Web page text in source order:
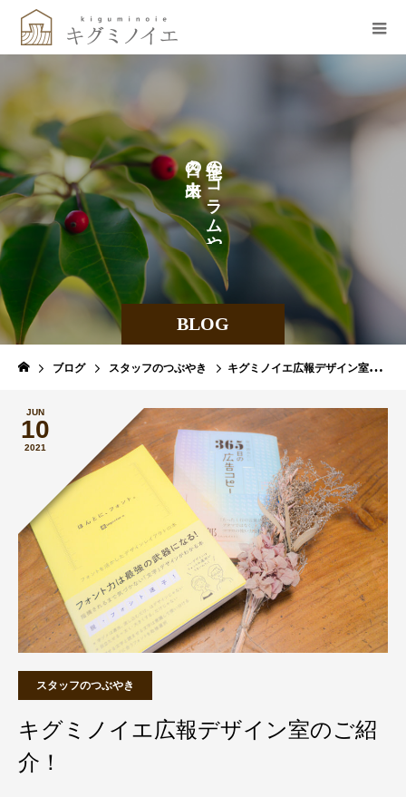
BLOG
の
コ
ラ
ム
や
の
な
ど
を
ブログ スタッフのつぶやき キグミノイエ広報デザイン室のご紹介！
JUN
10
2021
スタッフのつぶやき
キグミノイエ広報デザイン室のご紹
介！